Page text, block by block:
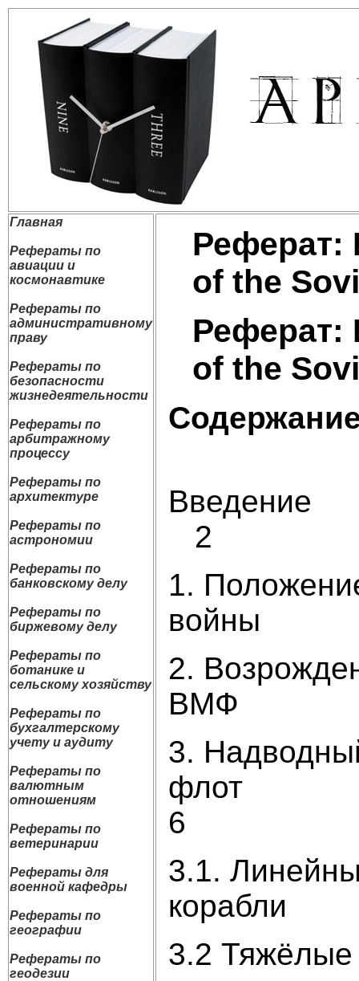
Главная
Рефераты по
авиации и
космонавтике
Рефераты по
административному
праву
Рефераты по
безопасности
жизнедеятельности
Рефераты по
арбитражному
процессу
Рефераты по
архитектуре
Рефераты по
астрономии
Рефераты по
банковскому делу
Рефераты по
биржевому делу
Рефераты по
ботанике и
сельскому хозяйству
Рефераты по
бухгалтерскому
учету и аудиту
Рефераты по
валютным
отношениям
Рефераты по
ветеринарии
Рефераты для
военной кафедры
Рефераты по
географии
Рефераты по
геодезии
Реферат:
of the
Реферат:
of the
2
1.
войны
2.
3.
3.1.
3.2